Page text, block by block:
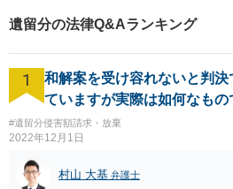
遺留分の法律Q&Aランキング
1
和解案を受け容れないと判
ていますが実際は如何なもの
#遺留分侵害額請求・放棄
2022年12月1日
村山 大基 弁護士